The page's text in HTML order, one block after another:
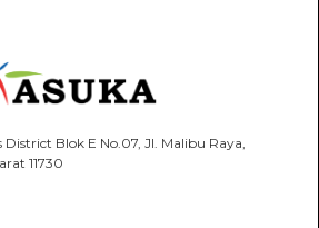
Blok E No.07, Jl. Malibu Raya,
11730